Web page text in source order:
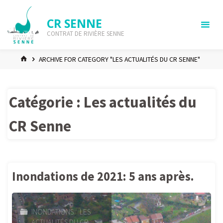
content
CR SENNE
CONTRAT DE RIVIÈRE SENNE
HOMEARCHIVE FOR CATEGORY "LES ACTUALITÉS DU CR SENNE"
Catégorie : Les actualités du
CR Senne
Inondations de 2021: 5 ans après.
INONDATIONS /LES